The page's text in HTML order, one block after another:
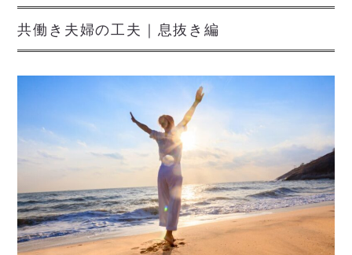
共働き夫婦の工夫｜息抜き編